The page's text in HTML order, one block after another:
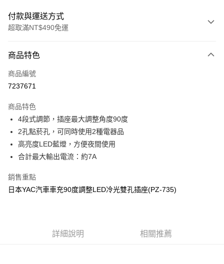
付款與運送方式
超取滿NT$490免運
信用卡一次付款
超商取貨付款
Apple Pay
街口支付
悠遊付
全盈+PAY
AFTEE先享後付
商品特色
商品編號
7237671
商品特色
4段式調節，插座最大調整角度90度
2孔點菸孔，可同時使用2種電器品
高亮度LED藍燈，方便夜間使用
合計最大輸出電流：約7A
銷售重點
日本YAC汽車車充90度調整LED冷光雙孔插座(PZ-735)
詳細說明 相關推薦